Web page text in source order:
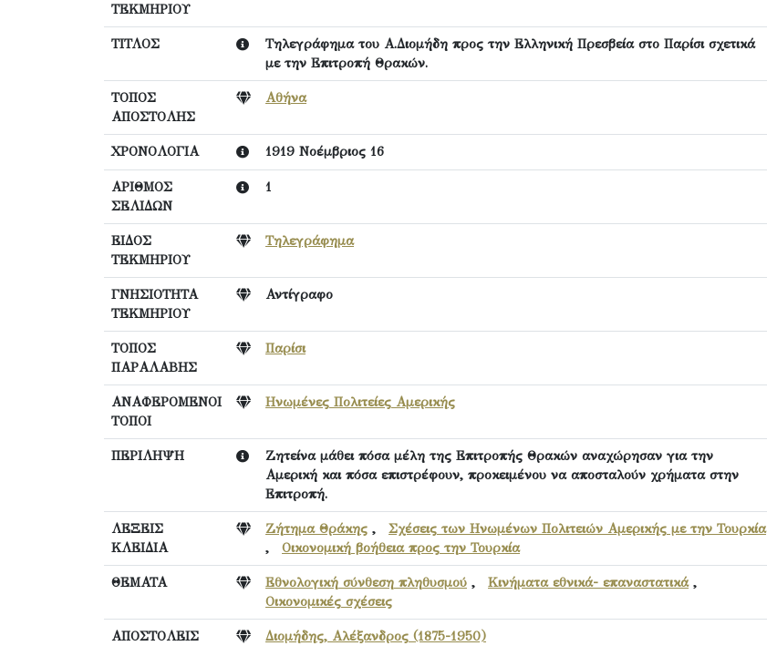
ΤΕΚΜΗΡΙΟΥ
ΤΙΤΛΟΣ
Τηλεγράφημα του Α.Διομήδη προς την Ελληνική Πρεσβεία στο Παρίσι σχετικά
με την Επιτροπή Θρακών.
ΤΟΠΟΣ
ΑΠΟΣΤΟΛΗΣ
Αθήνα
ΧΡΟΝΟΛΟΓΙΑ 1919 Νοέμβριος 16
ΑΡΙΘΜΟΣ
ΣΕΛΙΔΩΝ
1
ΕΙΔΟΣ
ΤΕΚΜΗΡΙΟΥ
Τηλεγράφημα
ΓΝΗΣΙΟΤΗΤΑ
ΤΕΚΜΗΡΙΟΥ
Αντίγραφο
ΤΟΠΟΣ
ΠΑΡΑΛΑΒΗΣ
Παρίσι
ΑΝΑΦΕΡΟΜΕΝΟΙ
ΤΟΠΟΙ
Ηνωμένες Πολιτείες Αμερικής
ΠΕΡΙΛΗΨΗ
Ζητείνα μάθει πόσα μέλη της Επιτροπής Θρακών αναχώρησαν για την
Αμερική και πόσα επιστρέφουν, προκειμένου να αποσταλούν χρήματα στην
Επιτροπή.
ΛΕΞΕΙΣ
ΚΛΕΙΔΙΑ
Ζήτημα Θράκης , Σχέσεις των Ηνωμένων Πολιτειών Αμερικής με την Τουρκία
, Οικονομική βοήθεια προς την Τουρκία
ΘΕΜΑΤΑ Εθνολογική σύνθεση πληθυσμού , Κινήματα εθνικά- επαναστατικά,
Οικονομικές σχέσεις
ΑΠΟΣΤΟΛΕΙΣ
Διομήδης, Αλέξανδρος (1875-1950)